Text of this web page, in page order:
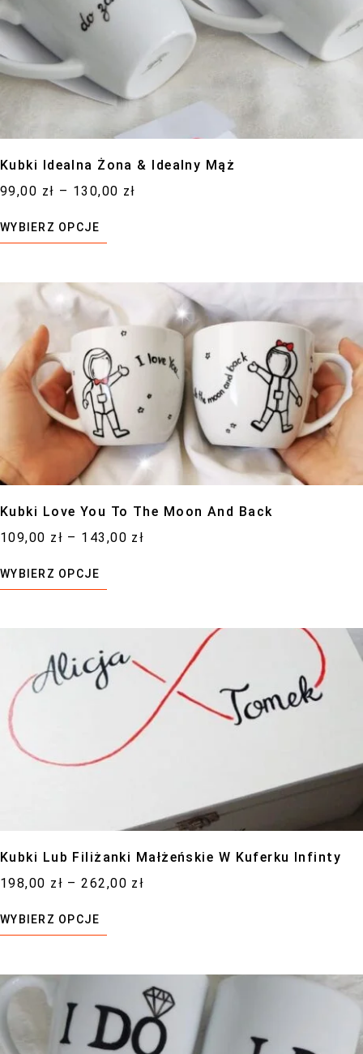
Kubki Idealna Żona & Idealny Mąż
99,00 zł – 130,00 zł
WYBIERZ OPCJE
Kubki Love You To The Moon And Back
109,00 zł – 143,00 zł
WYBIERZ OPCJE
Kubki Lub Filiżanki Małżeńskie W Kuferku Infinty
198,00 zł –262,00 zł
WYBIERZ OPCJE